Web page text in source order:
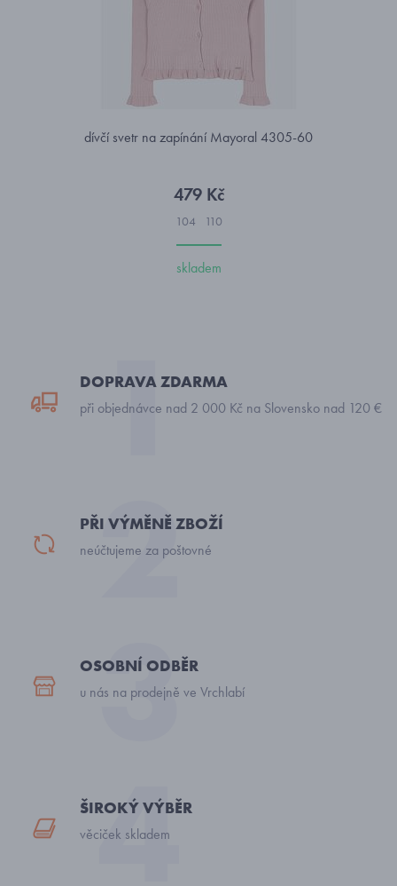
dívčí svetr na zapínání Mayoral 4305-60
479 Kč
104 110
skladem
DOPRAVA ZDARMA
při objednávce nad 2 000 Kč na Slovensko nad 120 €
PŘI VÝMĚNĚ ZBOŽÍ
neúčtujeme za poštovné
OSOBNÍ ODBĚR
u nás na prodejně ve Vrchlabí
ŠIROKÝ VÝBĚR
věciček skladem